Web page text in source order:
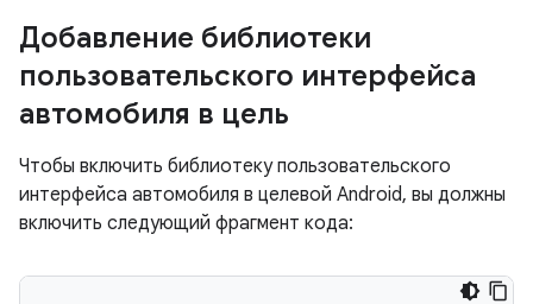
Добавление библиотеки
пользовательского интерфейса
автомобиля в цель
Чтобы включить библиотеку пользовательского
интерфейса автомобиля в целевой Android, вы должны
включить следующий фрагмент кода: